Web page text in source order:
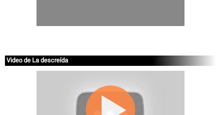
Video de La descreída